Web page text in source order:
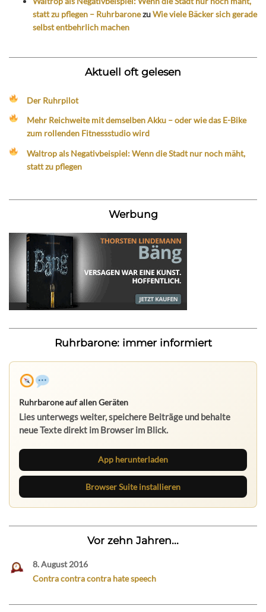
statt zu pflegen – RuhrbaronezuWie viele Bäcker sich gerade
selbst entbehrlich machen
Aktuell oft gelesen
Der Ruhrpilot
Mehr Reichweite mit demselben Akku – oder wie das E-Bike
zum rollenden Fitnessstudio wird
Waltrop als Negativbeispiel: Wenn die Stadt nur noch mäht,
statt zu pflegen
Werbung
Ruhrbarone: immer informiert
Ruhrbarone auf allen Geräten
Lies unterwegs weiter, speichere Beiträge und behalte
neue Texte direkt im Browser im Blick.
App herunterladen
Browser Suite installieren
Vor zehn Jahren...
8. August 2016
Contra contra contra hate speech